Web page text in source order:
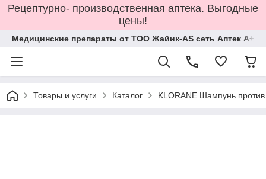
Рецептурно- производственная аптека. Выгодные
цены!
Медицинские препараты от ТОО Жайик-AS сеть Аптек А+
Товары и услуги Каталог KLORANE Шампунь